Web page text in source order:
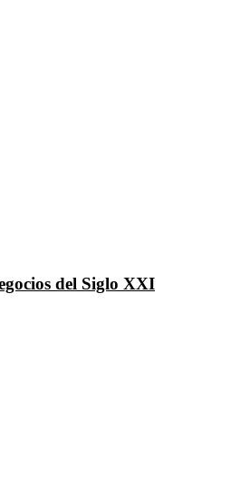
del Siglo XXI